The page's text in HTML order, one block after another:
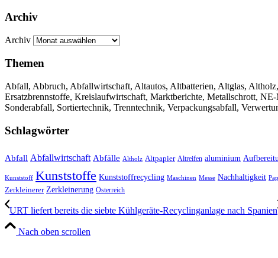
Archiv
Archiv
Themen
Abfall, Abbruch, Abfallwirtschaft, Altautos, Altbatterien, Altglas,
Ersatzbrennstoffe, Kreislaufwirtschaft, Marktberichte, Metallschrott,
Sonderabfall, Sortiertechnik, Trenntechnik, Verpackungsabfall,
Schlagwörter
Abfall Abfallwirtschaft Abfälle Altholz Altpapier Altreifen aluminium
Kunststoff Kunststoffe Kunststoffrecycling Maschinen Messe Nachhaltigkeit
Zerkleinerer Zerkleinerung Österreich
URT liefert bereits die siebte Kühlgeräte-Recyclinganlage nach Spanien
Nach oben scrollen